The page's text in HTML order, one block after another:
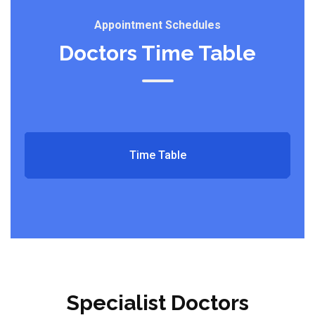
Appointment Schedules
Doctors Time Table
Time Table
Specialist Doctors